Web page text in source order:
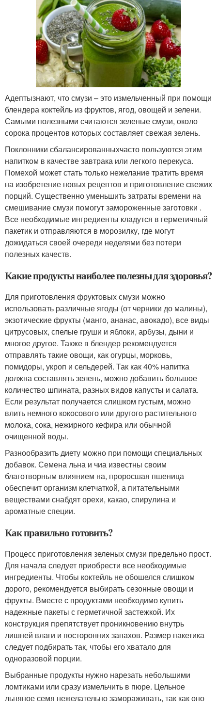
Адептызнают, что смузи – это измельченный при помощи
блендера коктейль из фруктов, ягод, овощей и зелени.
Самыми полезными считаются зеленые смузи, около
сорока процентов которых составляет свежая зелень.
Поклонники сбалансированныхчасто пользуются этим
напитком в качестве завтрака или легкого перекуса.
Помехой может стать только нежелание тратить время
на изобретение новых рецептов и приготовление свежих
порций. Существенно уменьшить затраты времени на
смешивание смузи помогут замороженные заготовки .
Все необходимые ингредиенты кладутся в герметичный
пакетик и отправляются в морозилку, где могут
дожидаться своей очереди неделями без потери
полезных качеств.
Какие продукты наиболее полезны для здоровья?
Для приготовления фруктовых смузи можно
использовать различные ягоды (от черники до малины),
экзотические фрукты (манго, ананас, авокадо), все виды
цитрусовых, спелые груши и яблоки, арбузы, дыни и
многое другое. Также в блендер рекомендуется
отправлять такие овощи, как огурцы, морковь,
помидоры, укроп и сельдерей. Так как 40% напитка
должна составлять зелень, можно добавить большое
количество шпината, разных видов капусты и салата.
Если результат получается слишком густым, можно
влить немного кокосового или другого растительного
молока, сока, нежирного кефира или обычной
очищенной воды.
Разнообразить диету можно при помощи специальных
добавок. Семена льна и чиа известны своим
благотворным влиянием на, проросшая пшеница
обеспечит организм клетчаткой, а питательными
веществами снабдят орехи, какао, спирулина и
ароматные специи.
Как правильно готовить?
Процесс приготовления зеленых смузи предельно прост.
Для начала следует приобрести все необходимые
ингредиенты. Чтобы коктейль не обошелся слишком
дорого, рекомендуется выбирать сезонные овощи и
фрукты. Вместе с продуктами необходимо купить
надежные пакеты с герметичной застежкой. Их
конструкция препятствует проникновению внутрь
лишней влаги и посторонних запахов. Размер пакетика
следует подбирать так, чтобы его хватало для
одноразовой порции.
Выбранные продукты нужно нарезать небольшими
ломтиками или сразу измельчить в пюре. Цельное
льняное семя нежелательно замораживать, так как оно